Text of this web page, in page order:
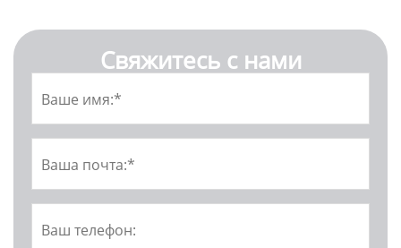
Свяжитесь с нами